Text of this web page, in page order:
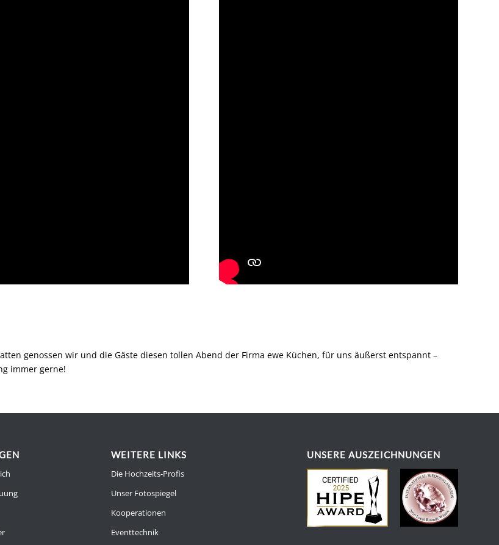
genossen wir und die Gäste diesen tollen Abend der Firma ewe Küchen, für uns äußerst entspannt –
immer gerne!
WEITERE LINKS
Die Hochzeits-Profis
Unser Fotospiegel
Kooperationen
Eventtechnik
UNSERE AUSZEICHNUNGEN